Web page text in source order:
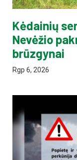
Kėdainių
Nevėžio
brūzgynai
Rgp 6, 2026